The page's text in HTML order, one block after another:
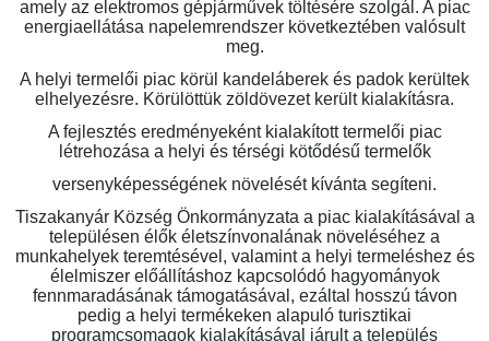
amely az elektromos gépjárművek töltésére szolgál. A piac
energiaellátása napelemrendszer következtében valósult
meg.
A helyi termelői piac körül kandeláberek és padok kerültek
elhelyezésre. Körülöttük zöldövezet került kialakításra.
A fejlesztés eredményeként kialakított termelői piac
létrehozása a helyi és térségi kötődésű termelők
versenyképességének növelését kívánta segíteni.
Tiszakanyár Község Önkormányzata a piac kialakításával a
településen élők életszínvonalának növeléséhez a
munkahelyek teremtésével, valamint a helyi termeléshez és
élelmiszer előállításhoz kapcsolódó hagyományok
fennmaradásának támogatásával, ezáltal hosszú távon
pedig a helyi termékeken alapuló turisztikai
programcsomagok kialakításával járult a település